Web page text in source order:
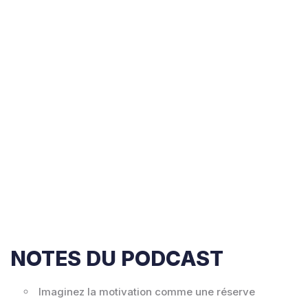
NOTES DU PODCAST
Imaginez la motivation comme une réserve